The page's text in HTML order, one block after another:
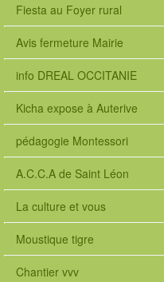
Fiesta au Foyer rural
Avis fermeture Mairie
info DREAL OCCITANIE
Kicha expose à Auterive
pédagogie Montessori
A.C.C.A de Saint Léon
La culture et vous
Moustique tigre
Chantier vvv